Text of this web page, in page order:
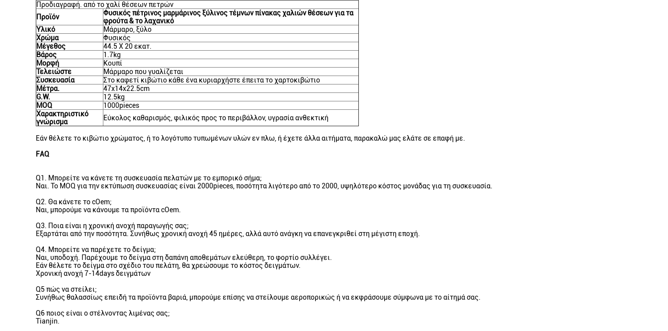
Προδιαγραφή. από το χαλί θέσεων πετρών
Προϊόν
Φυσικός πέτρινος μαρμάρινος ξύλινος τέμνων πίνακας χαλιών θέσεων για τα
φρούτα & το λαχανικό
Υλικό
Μάρμαρο, ξύλο
Χρώμα
Φυσικός
Μέγεθος
44.5 X 20 εκατ.
Βάρος
1.7kg
Μορφή
Κουπί
Τελειώστε
Μάρμαρο που γυαλίζεται
Συσκευασία
Στο καφετί κιβώτιο κάθε ένα κυριαρχήστε έπειτα το χαρτοκιβώτιο
Μέτρα.
47x14x22.5cm
G.W.
12.5kg
MOQ
1000pieces
Χαρακτηριστικό
γνώρισμα
Εύκολος καθαρισμός, φιλικός προς το περιβάλλον, υγρασία ανθεκτική
Εάν θέλετε το κιβώτιο χρώματος, ή το λογότυπο τυπωμένων υλών εν πλω, ή έχετε άλλα αιτήματα, παρακαλώ μας ελάτε σε επαφή με.
FAQ
Q1. Μπορείτε να κάνετε τη συσκευασία πελατών με το εμπορικό σήμα;
Ναι. Το MOQ για την εκτύπωση συσκευασίας είναι 2000pieces, ποσότητα λιγότερο από το 2000, υψηλότερο κόστος μονάδας για τη συσκευασία.
Q2. Θα κάνετε το cOem;
Ναι, μπορούμε να κάνουμε τα προϊόντα cOem.
Q3. Ποια είναι η χρονική ανοχή παραγωγής σας;
Εξαρτάται από την ποσότητα. Συνήθως χρονική ανοχή 45 ημέρες, αλλά αυτό ανάγκη να επανεγκριθεί στη μέγιστη εποχή.
Q4. Μπορείτε να παρέχετε το δείγμα;
Ναι, υποδοχή. Παρέχουμε το δείγμα στη δαπάνη αποθεμάτων ελεύθερη, το φορτίο συλλέγει.
Εάν θέλετε το δείγμα στο σχέδιο του πελάτη, θα χρεώσουμε το κόστος δειγμάτων.
Χρονική ανοχή 7-14days δειγμάτων
Q5 πώς να στείλει;
Συνήθως θαλασσίως επειδή τα προϊόντα βαριά, μπορούμε επίσης να στείλουμε αεροπορικώς ή να εκφράσουμε σύμφωνα με το αίτημά σας.
Q6 ποιος είναι ο στέλνοντας λιμένας σας;
Tianjin.